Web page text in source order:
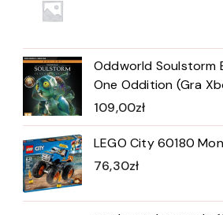
Oddworld Soulstorm
One Oddition (Gra
109,00zł
LEGO City 60180
76,30zł